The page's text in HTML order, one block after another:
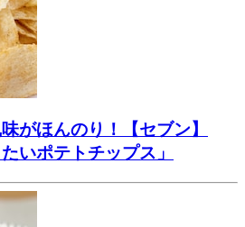
がほんのり！【セブン】
いポテトチップス」